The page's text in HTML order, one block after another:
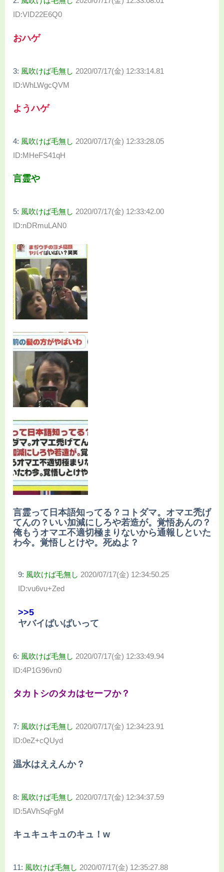
ID:VID22E6Q0
おハゲ
3: 風吹けば毛無し 2020/07/17(金) 12:33:14.81
ID:WhLWgcQVM
ようハゲ
4: 風吹けば毛無し 2020/07/17(金) 12:33:28.05
ID:MHeFS41qH
言霊や
5: 風吹けば毛無し 2020/07/17(金) 12:33:42.00
ID:nDRmuLAN0
言霊って日本語知ってる？コトダマ。オマエ禿げ
てんの？いい加減にしろや若造が。覚悟あんの？
俺もうオマエ不適切極まりないから通報しといた
わ今。覚悟しとけや。死ぬよ？
9: 風吹けば毛無し 2020/07/17(金) 12:34:50.25
ID:vu6vu+Zed
>>5
ヤバイばいばいって
6: 風吹けば毛無し 2020/07/17(金) 12:33:49.94
ID:4P1G96vn0
タカトシのタカはセーフか？
7: 風吹けば毛無し 2020/07/17(金) 12:34:23.91
ID:0eZ+cQUyd
温水はええんか？
8: 風吹けば毛無し 2020/07/17(金) 12:34:37.59
ID:5AVhSqFgM
キュキュキュのキュ！w
11: 風吹けば毛無し 2020/07/17(金) 12:35:27.88